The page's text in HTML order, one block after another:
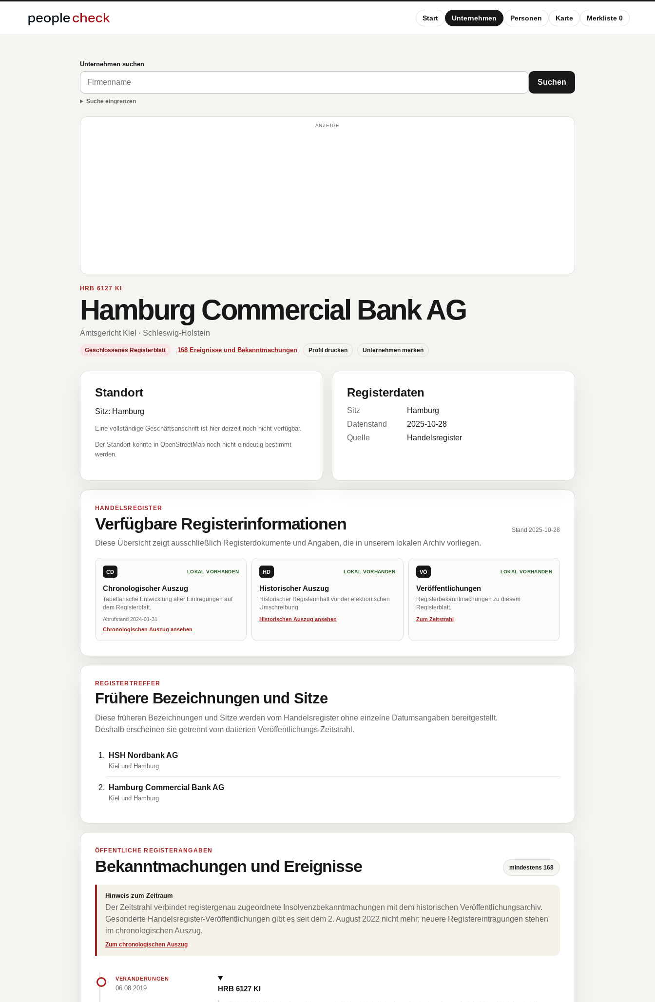
Start Unternehmen Personen Karte Merkliste 0
Unternehmen suchen
Suchen
Suche eingrenzen
ANZEIGE
HRB 6127 KI
Hamburg Commercial Bank AG
Amtsgericht Kiel · Schleswig-Holstein
Geschlossenes Registerblatt 168 Ereignisse und Bekanntmachungen Profil drucken Unternehmen merken
Standort
Sitz: Hamburg
Eine vollständige Geschäftsanschrift ist hier derzeit noch nicht verfügbar.
Der Standort konnte in OpenStreetMap noch nicht eindeutig bestimmt
werden.
Registerdaten
Sitz
Hamburg
Datenstand
2025-10-28
Quelle
Handelsregister
HANDELSREGISTER
Verfügbare Registerinformationen Stand 2025-10-28
Diese Übersicht zeigt ausschließlich Registerdokumente und Angaben, die in unserem lokalen Archiv vorliegen.
CD LOKAL VORHANDEN
Chronologischer Auszug
Tabellarische Entwicklung aller Eintragungen auf
dem Registerblatt.
Abrufstand 2024-01-31
Chronologischen Auszug ansehen
HD LOKAL VORHANDEN
Historischer Auszug
Historischer Registerinhalt vor der elektronischen
Umschreibung.
Historischen Auszug ansehen
VÖ LOKAL VORHANDEN
Veröffentlichungen
Registerbekanntmachungen zu diesem
Registerblatt.
Zum Zeitstrahl
REGISTERTREFFER
Frühere Bezeichnungen und Sitze
Diese früheren Bezeichnungen und Sitze werden vom Handelsregister ohne einzelne Datumsangaben bereitgestellt.
Deshalb erscheinen sie getrennt vom datierten Veröffentlichungs-Zeitstrahl.
HSH Nordbank AG
Kiel und Hamburg
Hamburg Commercial Bank AG
Kiel und Hamburg
ÖFFENTLICHE REGISTERANGABEN
Bekanntmachungen und Ereignisse mindestens 168
Hinweis zum Zeitraum
Der Zeitstrahl verbindet registergenau zugeordnete Insolvenzbekanntmachungen mit dem historischen Veröffentlichungsarchiv.
Gesonderte Handelsregister-Veröffentlichungen gibt es seit dem 2. August 2022 nicht mehr; neuere Registereintragungen stehen
im chronologischen Auszug.
Zum chronologischen Auszug
VERÄNDERUNGEN
06.08.2019 HRB 6127 KI